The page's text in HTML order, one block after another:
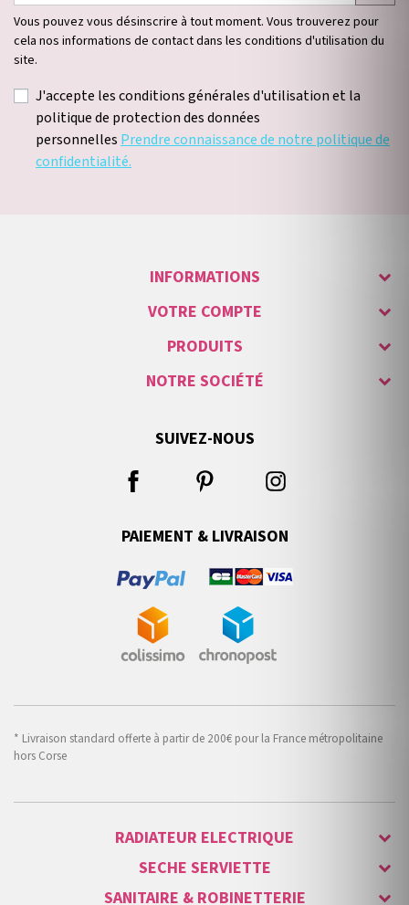
Vous pouvez vous désinscrire à tout moment. Vous trouverez pour
cela nos informations de contact dans les conditions d'utilisation du
site.
J'accepte les conditions générales d'utilisation et la
politique de protection des données
personnelles Prendre connaissance de notre politique de
confidentialité.
INFORMATIONS
VOTRE COMPTE
PRODUITS
NOTRE SOCIÉTÉ
SUIVEZ-NOUS
PAIEMENT & LIVRAISON
* Livraison standard offerte à partir de 200€ pour la France métropolitaine
hors Corse
RADIATEUR ELECTRIQUE
SECHE SERVIETTE
SANITAIRE & ROBINETTERIE